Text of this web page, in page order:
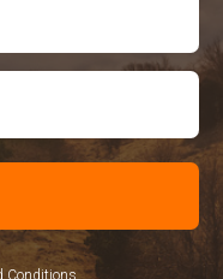
Conditions